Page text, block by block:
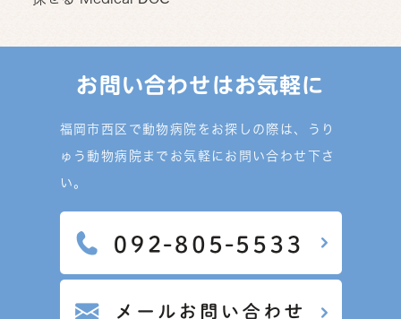
お問い合わせはお気軽に
福岡市西区で動物病院をお探しの際は、うり
ゅう動物病院までお気軽にお問い合わせ下さ
い。